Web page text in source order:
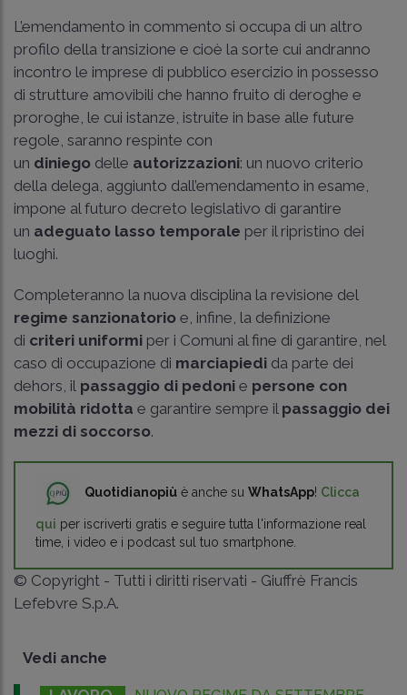
L’emendamento in commento si occupa di un altro
profilo della transizione e cioè la sorte cui andranno
incontro le imprese di pubblico esercizio in possesso
di strutture amovibili che hanno fruito di deroghe e
proroghe, le cui istanze, istruite in base alle future
regole, saranno respinte con
un diniego delle autorizzazioni: un nuovo criterio
della delega, aggiunto dall’emendamento in esame,
impone al futuro decreto legislativo di garantire
un adeguato lasso temporale per il ripristino dei
luoghi.
Completeranno la nuova disciplina la revisione del
regime sanzionatorio e, infine, la definizione
di criteri uniformi per i Comuni al fine di garantire, nel
caso di occupazione di marciapiedi da parte dei
dehors, il passaggio di pedoni e persone con
mobilità ridotta e garantire sempre il passaggio dei
mezzi di soccorso.
Quotidianopiù è anche su WhatsApp! Clicca
qui per iscriverti gratis e seguire tutta l'informazione real
time, i video e i podcast sul tuo smartphone.
© Copyright - Tutti i diritti riservati - Giuffrè Francis
Lefebvre S.p.A.
Vedi anche